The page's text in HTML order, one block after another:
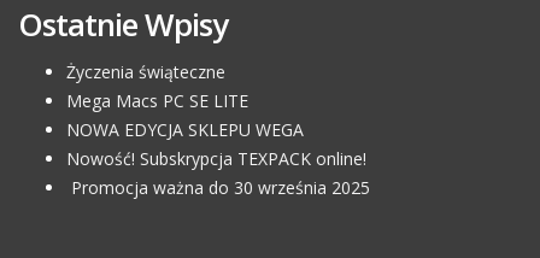
Ostatnie Wpisy
Życzenia świąteczne
Mega Macs PC SE LITE
NOWA EDYCJA SKLEPU WEGA
Nowość! Subskrypcja TEXPACK online!
Promocja ważna do 30 września 2025